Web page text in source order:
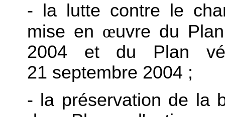
- la lutte contre le
mise en œuvre du
2004 et du Plan
21 septembre 2004 ;
- la préservation de la